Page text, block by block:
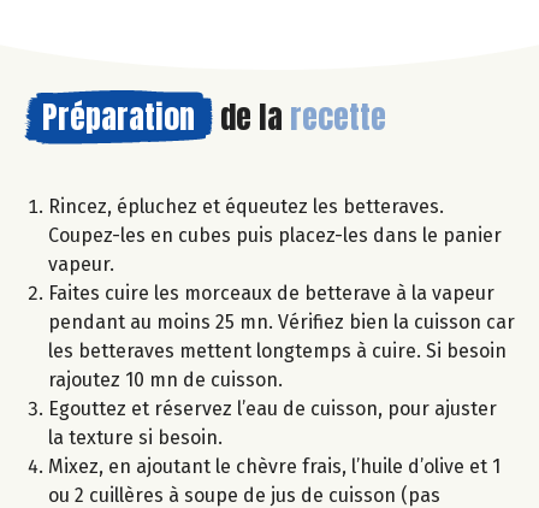
Préparation de la recette
Rincez, épluchez et équeutez les betteraves.
Coupez-les en cubes puis placez-les dans le panier
vapeur.
Faites cuire les morceaux de betterave à la vapeur
pendant au moins 25 mn. Vérifiez bien la cuisson car
les betteraves mettent longtemps à cuire. Si besoin
rajoutez 10 mn de cuisson.
Egouttez et réservez l’eau de cuisson, pour ajuster
la texture si besoin.
Mixez, en ajoutant le chèvre frais, l’huile d’olive et 1
ou 2 cuillères à soupe de jus de cuisson (pas